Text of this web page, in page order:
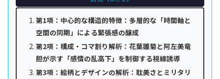
第1項：中心的な構造的特徴：多層的な「時間軸と
空間の同期」による緊張感の醸成
第2項：構成・コマ割り解析：花葉雛菊と阿左美竜
胆が示す「感情の乱高下」を制御する視線誘導
第3項：絵柄とデザインの解析：耽美さとミリタリ